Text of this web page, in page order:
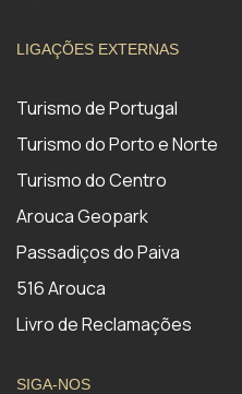
LIGAÇÕES EXTERNAS
Turismo de Portugal
Turismo do Porto e Norte
Turismo do Centro
Arouca Geopark
Passadiços do Paiva
516 Arouca
Livro de Reclamações
SIGA-NOS